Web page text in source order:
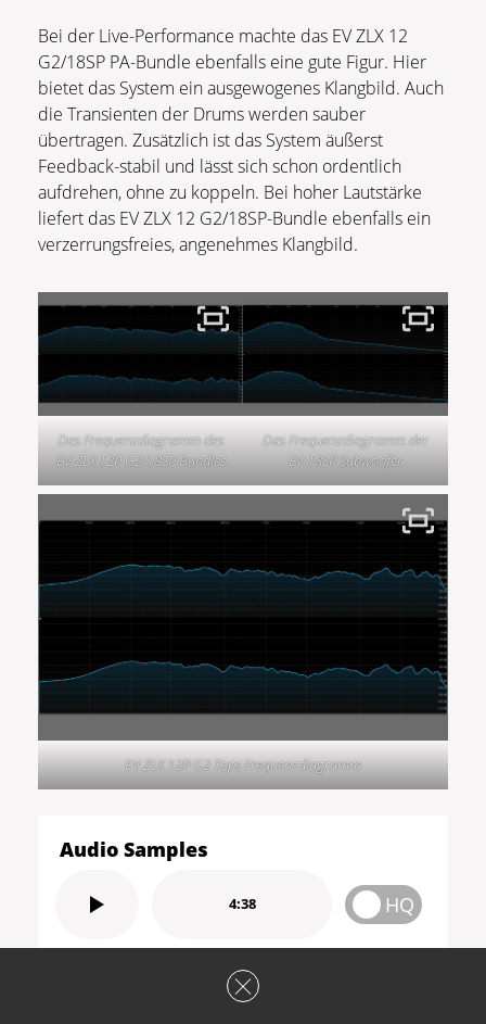
Bei der Live-Performance machte das EV ZLX 12
G2/18SP PA-Bundle ebenfalls eine gute Figur. Hier
bietet das System ein ausgewogenes Klangbild. Auch
die Transienten der Drums werden sauber
übertragen. Zusätzlich ist das System äußerst
Feedback-stabil und lässt sich schon ordentlich
aufdrehen, ohne zu koppeln. Bei hoher Lautstärke
liefert das EV ZLX 12 G2/18SP-Bundle ebenfalls ein
verzerrungsfreies, angenehmes Klangbild.
Das Frequenzdiagramm des
EV ZLX 12P G2/18SP Bundles
Das Frequenzdiagramm der
EV 18SP Subwoofer
EV ZLX 12P G2 Tops Frequenzdiagramm
Audio Samples
4:38 HQ
EV ZLX 12P G2/18SP